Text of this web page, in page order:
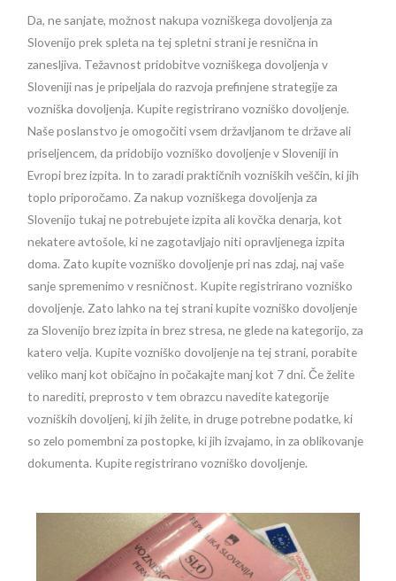
Da, ne sanjate, možnost nakupa vozniškega dovoljenja za
Slovenijo prek spleta na tej spletni strani je resnična in
zanesljiva. Težavnost pridobitve vozniškega dovoljenja v
Sloveniji nas je pripeljala do razvoja prefinjene strategije za
vozniška dovoljenja. Kupite registrirano vozniško dovoljenje.
Naše poslanstvo je omogočiti vsem državljanom te države ali
priseljencem, da pridobijo vozniško dovoljenje v Sloveniji in
Evropi brez izpita. In to zaradi praktičnih vozniških veščin, ki jih
toplo priporočamo. Za nakup vozniškega dovoljenja za
Slovenijo tukaj ne potrebujete izpita ali kovčka denarja, kot
nekatere avtošole, ki ne zagotavljajo niti opravljenega izpita
doma. Zato kupite vozniško dovoljenje pri nas zdaj, naj vaše
sanje spremenimo v resničnost. Kupite registrirano vozniško
dovoljenje. Zato lahko na tej strani kupite vozniško dovoljenje
za Slovenijo brez izpita in brez stresa, ne glede na kategorijo, za
katero velja. Kupite vozniško dovoljenje na tej strani, porabite
veliko manj kot običajno in počakajte manj kot 7 dni. Če želite
to narediti, preprosto v tem obrazcu navedite kategorije
vozniških dovoljenj, ki jih želite, in druge potrebne podatke, ki
so zelo pomembni za postopke, ki jih izvajamo, in za oblikovanje
dokumenta. Kupite registrirano vozniško dovoljenje.